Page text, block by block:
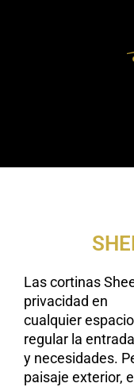
Las cortinas
privacidad en
cualquier
regular la
y necesidades.
paisaje exterior,